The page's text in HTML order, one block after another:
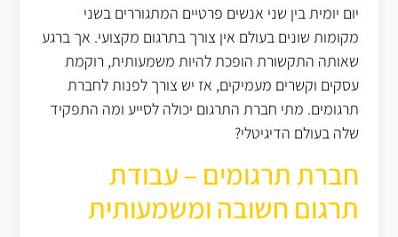
יום יומית בין שני אנשים פרטיים המתגוררים בשני
מקומות שונים בעולם אין צורך בתרגום מקצועי. אך ברגע
שאותה התקשורת הופכת להיות משמעותית, רוקמת
עסקים וקשרים מעמיקים, אז יש צורך לפנות לחברת
תרגומים. מתי חברת התרגום יכולה לסייע ומה התפקיד
שלה בעולם הדיגיטלי?
חברת תרגומים – עבודת
תרגום חשובה ומשמעותית